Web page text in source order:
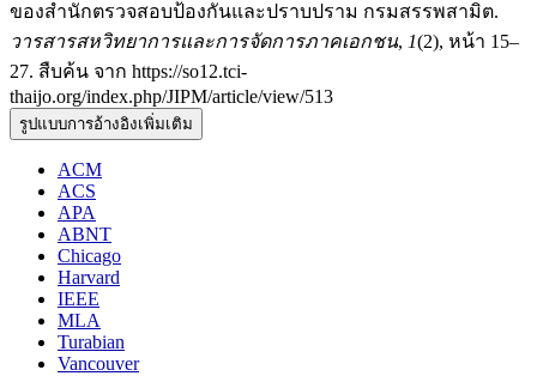
ของสำนักตรวจสอบป้องกันและปราบปราม กรมสรรพสามิต.
วารสารสหวิทยาการและการจัดการภาคเอกชน, 1(2), หน้า 15–
27. สืบค้น จาก https://so12.tci-
thaijo.org/index.php/JIPM/article/view/513
รูปแบบการอ้างอิงเพิ่มเติม
ACM
ACS
APA
ABNT
Chicago
Harvard
IEEE
MLA
Turabian
Vancouver